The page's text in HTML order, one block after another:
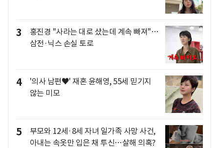
3
홍진경 "사라는 대로 샀는데 계속 빠져"…
삼전·닉스 손실 토로
4
'의사 남편♥' 재혼 윤해영, 55세 믿기지
않는 미모
5
부모와 12세·8세 자녀 일가족 사망 사건,
아내는 속옷만 입은 채 투신…살해 의혹?